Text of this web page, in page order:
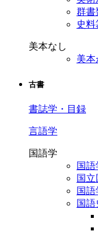
群書
史
美本なし
美本
古書
書誌学・目録
言語学
国語学
国語
国
国語
国語